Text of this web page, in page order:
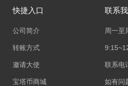
快捷入口
公司简介
转账方式
邀请大使
宝塔币商城
联系
周一至
联系电
如有问